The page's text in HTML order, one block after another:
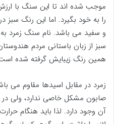
موجب شده اند تا این سنگ با
را به خود بگیرد. اما این رنگ سبز
و سفید می باشد. نام سنگ زمرد به
سبز از زبان باستانی مردم
همین رنگ زیبایش گرفته شده
زمرد در مقابل اسیدها مقاوم می
صابون مشکل خاصی ندارد، ولی
آن وجود دارد. لذا باید هنگام